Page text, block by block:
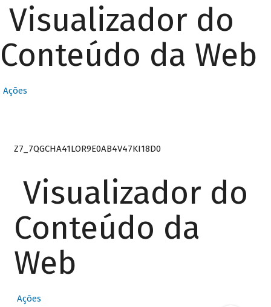
Visualizador do
Conteúdo da Web
Ações
Z7_7QGCHA41LOR9E0AB4V47KI18D0
Visualizador do
Conteúdo da
Web
Ações